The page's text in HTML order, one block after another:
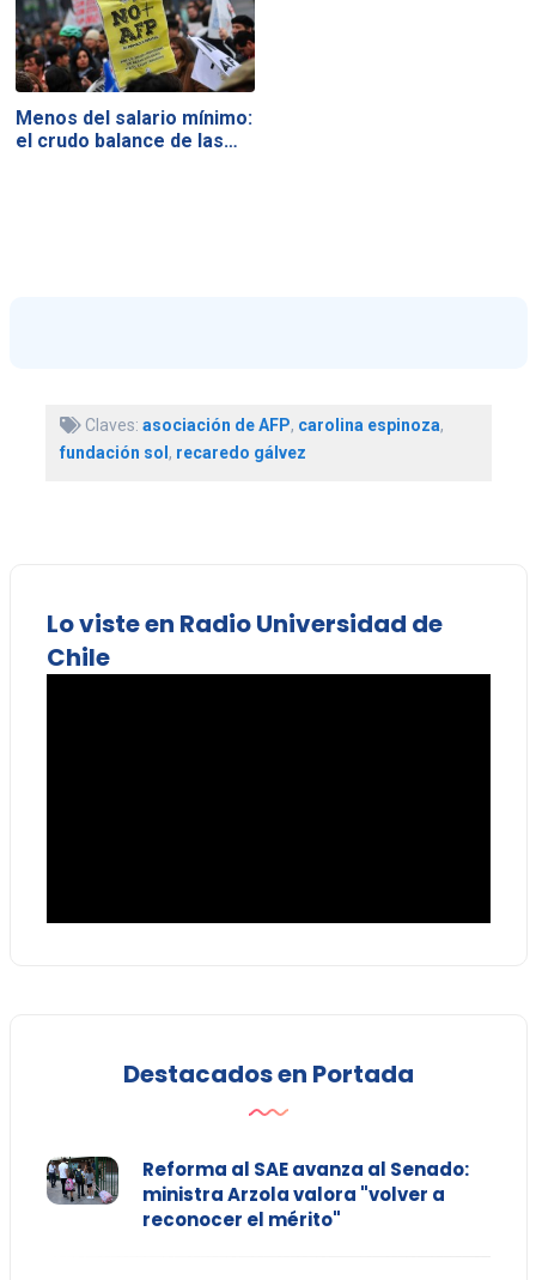
Menos del salario mínimo:
el crudo balance de las…
Claves: asociación de AFP, carolina espinoza,
fundación sol, recaredo gálvez
Lo viste en Radio Universidad de
Chile
Destacados en Portada
Reforma al SAE avanza al Senado:
ministra Arzola valora "volver a
reconocer el mérito"